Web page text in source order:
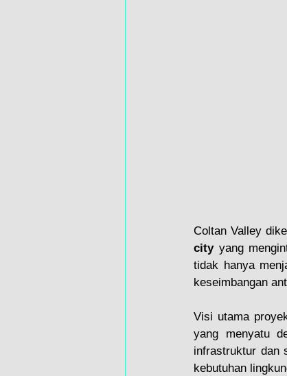
Coltan Valley
city yang
tidak hanya
keseimbangan
Visi utama
yang menyatu
infrastruktur dan
kebutuhan